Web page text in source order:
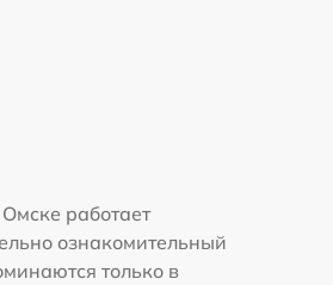
работает
ознакомительный
только в